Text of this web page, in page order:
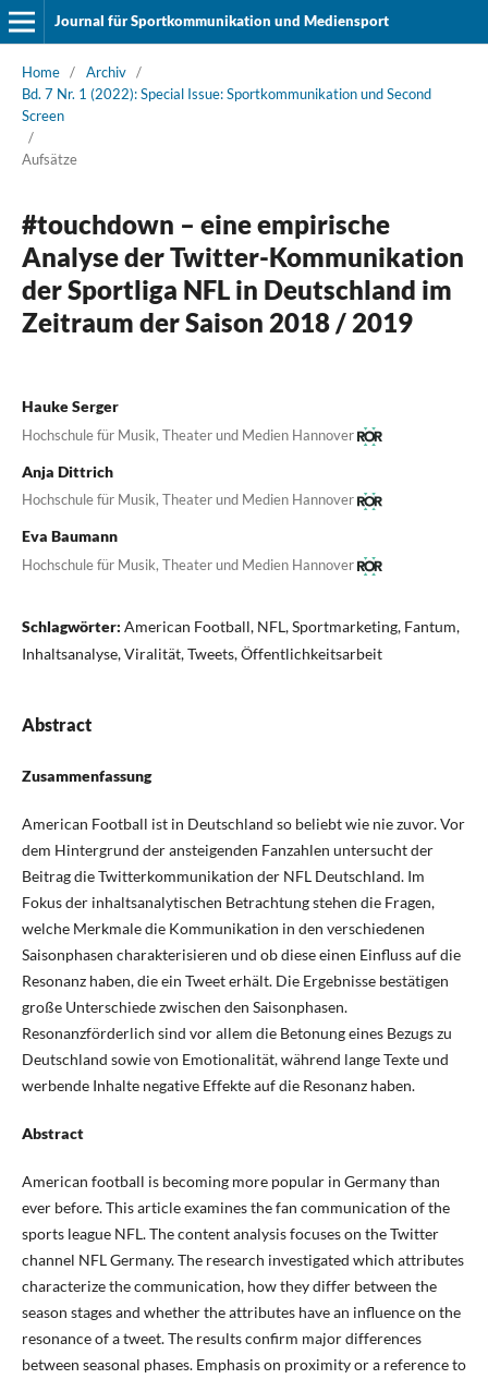
Journal für Sportkommunikation und Mediensport
Home / Archiv /
Bd. 7 Nr. 1 (2022): Special Issue: Sportkommunikation und Second
Screen
/
Aufsätze
#touchdown – eine empirische
Analyse der Twitter-Kommunikation
der Sportliga NFL in Deutschland im
Zeitraum der Saison 2018 / 2019
Hauke Serger
Hochschule für Musik, Theater und Medien Hannover
Anja Dittrich
Hochschule für Musik, Theater und Medien Hannover
Eva Baumann
Hochschule für Musik, Theater und Medien Hannover
Schlagwörter: American Football, NFL, Sportmarketing, Fantum,
Inhaltsanalyse, Viralität, Tweets, Öffentlichkeitsarbeit
Abstract
Zusammenfassung
American Football ist in Deutschland so beliebt wie nie zuvor. Vor
dem Hintergrund der ansteigenden Fanzahlen untersucht der
Beitrag die Twitterkommunikation der NFL Deutschland. Im
Fokus der inhaltsanalytischen Betrachtung stehen die Fragen,
welche Merkmale die Kommunikation in den verschiedenen
Saisonphasen charakterisieren und ob diese einen Einfluss auf die
Resonanz haben, die ein Tweet erhält. Die Ergebnisse bestätigen
große Unterschiede zwischen den Saisonphasen.
Resonanzförderlich sind vor allem die Betonung eines Bezugs zu
Deutschland sowie von Emotionalität, während lange Texte und
werbende Inhalte negative Effekte auf die Resonanz haben.
Abstract
American football is becoming more popular in Germany than
ever before. This article examines the fan communication of the
sports league NFL. The content analysis focuses on the Twitter
channel NFL Germany. The research investigated which attributes
characterize the communication, how they differ between the
season stages and whether the attributes have an influence on the
resonance of a tweet. The results confirm major differences
between seasonal phases. Emphasis on proximity or a reference to